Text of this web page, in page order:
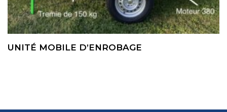
UNITÉ MOBILE D’ENROBAGE